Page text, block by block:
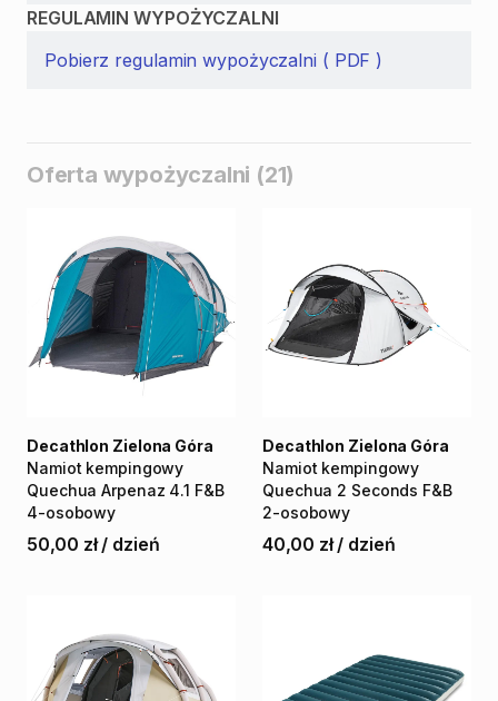
REGULAMIN WYPOŻYCZALNI
Pobierz regulamin wypożyczalni ( PDF )
Oferta wypożyczalni (21)
Namiot kempingowy
Quechua Arpenaz 4.1 F&B
4-osobowy
Decathlon Zielona Góra
50,00 zł / dzień
Namiot kempingowy
Quechua 2 Seconds F&B
2-osobowy
Decathlon Zielona Góra
40,00 zł / dzień